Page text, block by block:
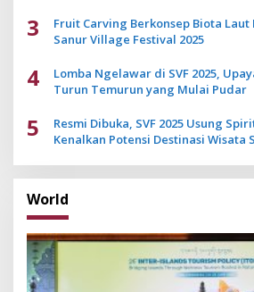
3
Fruit Carving Berkonsep Biota
Sanur Village Festival 2025
4
Lomba Ngelawar di SVF 2025,
Turun Temurun yang Mulai Pudar
5
Resmi Dibuka, SVF 2025 Usung
Kenalkan Potensi Destinasi Wisata
World